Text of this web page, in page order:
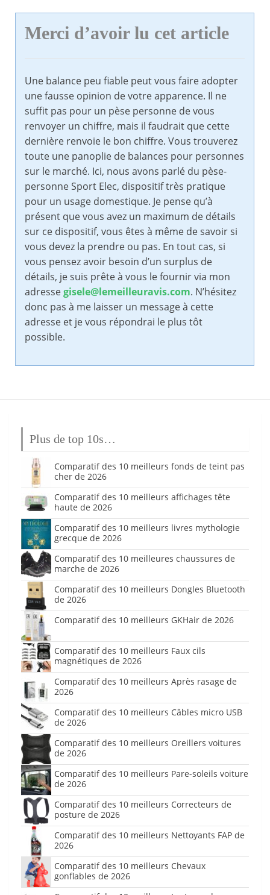
Merci d’avoir lu cet article
Une balance peu fiable peut vous faire adopter
une fausse opinion de votre apparence. Il ne
suffit pas pour un pèse personne de vous
renvoyer un chiffre, mais il faudrait que cette
dernière renvoie le bon chiffre. Vous trouverez
toute une panoplie de balances pour personnes
sur le marché. Ici, nous avons parlé du pèse-
personne Sport Elec, dispositif très pratique
pour un usage domestique. Je pense qu’à
présent que vous avez un maximum de détails
sur ce dispositif, vous êtes à même de savoir si
vous devez la prendre ou pas. En tout cas, si
vous pensez avoir besoin d’un surplus de
détails, je suis prête à vous le fournir via mon
adressegisele@lemeilleuravis.com. N’hésitez
donc pas à me laisser un message à cette
adresse et je vous répondrai le plus tôt
possible.
Plus de top 10s…
Comparatif des 10 meilleurs fonds de teint pas
cher de 2026
Comparatif des 10 meilleurs affichages tête
haute de 2026
Comparatif des 10 meilleurs livres mythologie
grecque de 2026
Comparatif des 10 meilleures chaussures de
marche de 2026
Comparatif des 10 meilleurs Dongles Bluetooth
de 2026
Comparatif des 10 meilleurs GKHair de 2026
Comparatif des 10 meilleurs Faux cils
magnétiques de 2026
Comparatif des 10 meilleurs Après rasage de
2026
Comparatif des 10 meilleurs Câbles micro USB
de 2026
Comparatif des 10 meilleurs Oreillers voitures
de 2026
Comparatif des 10 meilleurs Pare-soleils voiture
de 2026
Comparatif des 10 meilleurs Correcteurs de
posture de 2026
Comparatif des 10 meilleurs Nettoyants FAP de
2026
Comparatif des 10 meilleurs Chevaux
gonflables de 2026